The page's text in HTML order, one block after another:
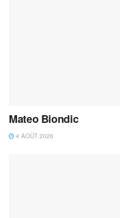
Mateo Biondic
4 AOÛT 2026